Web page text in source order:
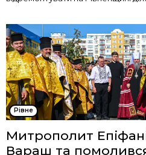
Рівне
Митрополит
Вараш та